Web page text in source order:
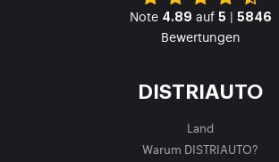
Note 4.89 auf 5 | 5846
Bewertungen
DISTRIAUTO
Land
Warum DISTRIAUTO?